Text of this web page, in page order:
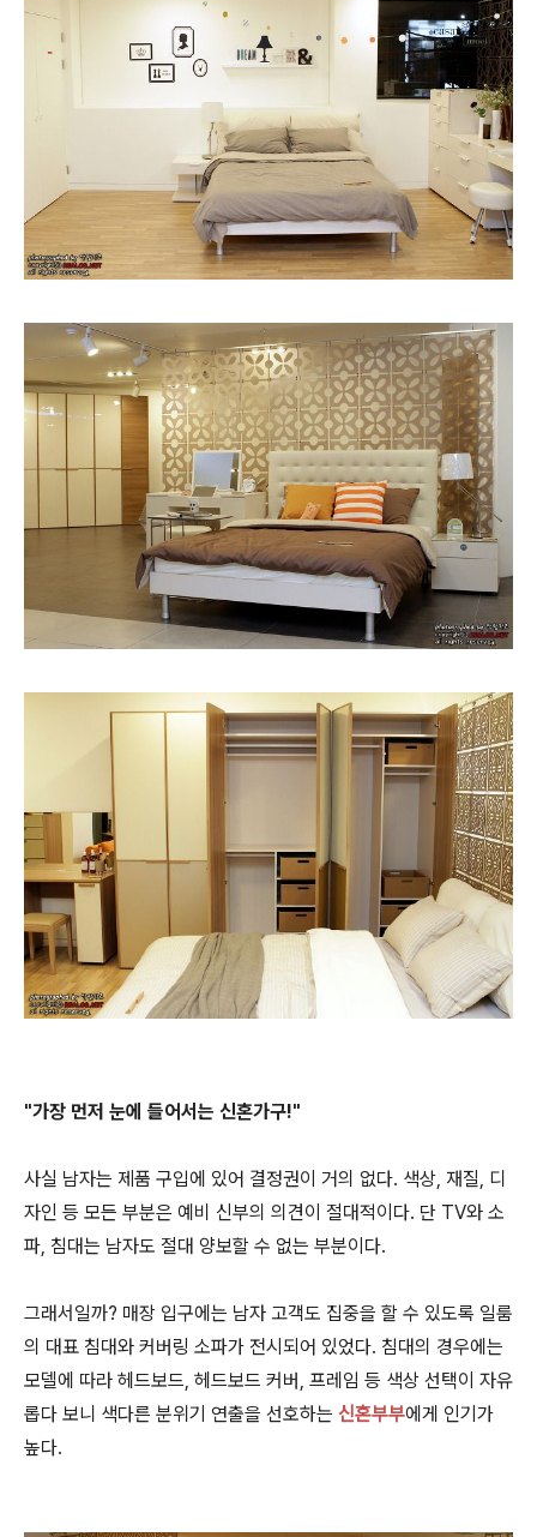
"가장 먼저 눈에 들어서는 신혼가구!"
사실 남자는 제품 구입에 있어 결정권이 거의 없다. 색상, 재질, 디
자인 등 모든 부분은 예비 신부의 의견이 절대적이다. 단 TV와 소
파, 침대는 남자도 절대 양보할 수 없는 부분이다.
그래서일까? 매장 입구에는 남자 고객도 집중을 할 수 있도록 일룸
의 대표 침대와 커버링 소파가 전시되어 있었다. 침대의 경우에는
모델에 따라 헤드보드, 헤드보드 커버, 프레임 등 색상 선택이 자유
롭다 보니 색다른 분위기 연출을 선호하는 신혼부부에게 인기가
높다.